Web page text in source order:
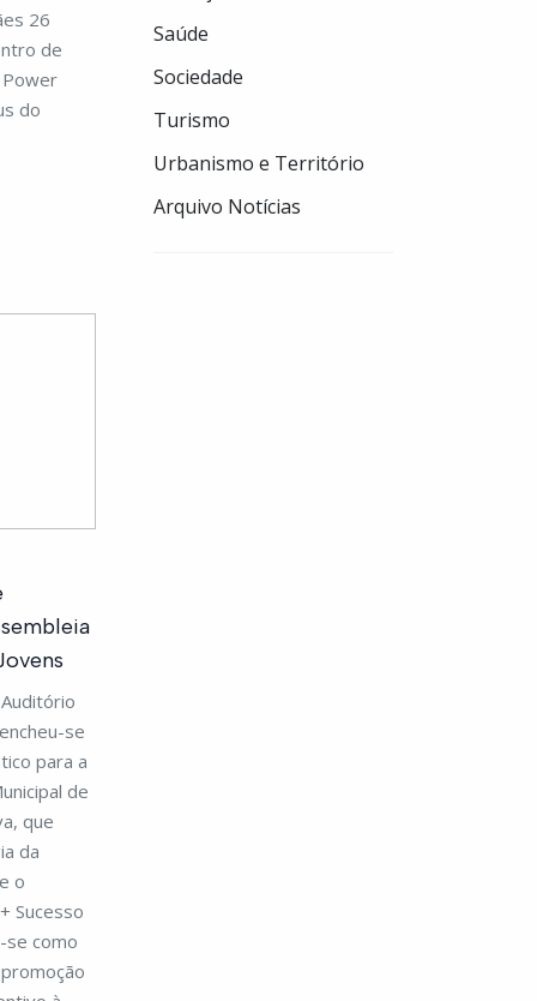
26
de
Power
do
se
para a
de
que
da
o
Sucesso
como
Saúde
Sociedade
Turismo
Urbanismo e Território
Arquivo Notícias